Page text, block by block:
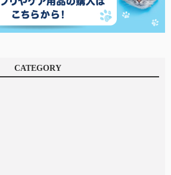
CATEGORY